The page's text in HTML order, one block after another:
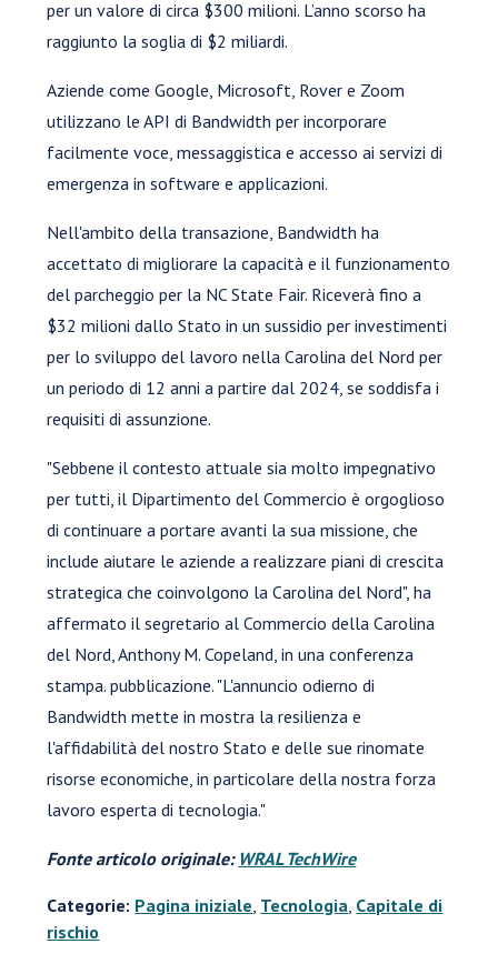
per un valore di circa $300 milioni. L’anno scorso ha
raggiunto la soglia di $2 miliardi.
Aziende come Google, Microsoft, Rover e Zoom
utilizzano le API di Bandwidth per incorporare
facilmente voce, messaggistica e accesso ai servizi di
emergenza in software e applicazioni.
Nell'ambito della transazione, Bandwidth ha
accettato di migliorare la capacità e il funzionamento
del parcheggio per la NC State Fair. Riceverà fino a
$32 milioni dallo Stato in un sussidio per investimenti
per lo sviluppo del lavoro nella Carolina del Nord per
un periodo di 12 anni a partire dal 2024, se soddisfa i
requisiti di assunzione.
"Sebbene il contesto attuale sia molto impegnativo
per tutti, il Dipartimento del Commercio è orgoglioso
di continuare a portare avanti la sua missione, che
include aiutare le aziende a realizzare piani di crescita
strategica che coinvolgono la Carolina del Nord", ha
affermato il segretario al Commercio della Carolina
del Nord, Anthony M. Copeland, in una conferenza
stampa. pubblicazione. "L'annuncio odierno di
Bandwidth mette in mostra la resilienza e
l'affidabilità del nostro Stato e delle sue rinomate
risorse economiche, in particolare della nostra forza
lavoro esperta di tecnologia."
Fonte articolo originale: WRAL TechWire
Categorie: Pagina iniziale Tecnologia Capitale di
rischio